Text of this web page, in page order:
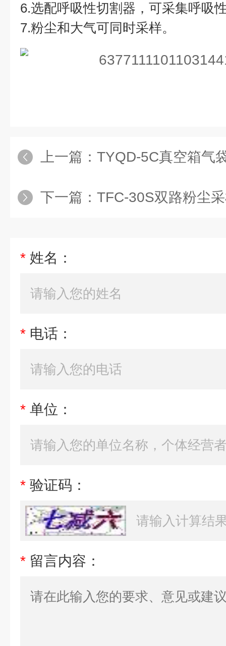
6.选配呼吸性切割器，可采集呼吸
7.粉尘和大气可同时采样。
上一篇： TYQD-5C真空箱气
下一篇： TFC-30S双路粉尘
* 姓名：
* 电话：
* 单位：
* 验证码：
* 留言内容：